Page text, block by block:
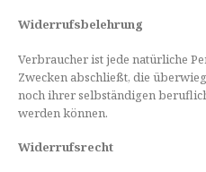
Widerrufsbelehrung
Verbraucher ist jede natürliche
Zwecken abschließt, die
noch ihrer selbständigen
werden können.
Widerrufsrecht